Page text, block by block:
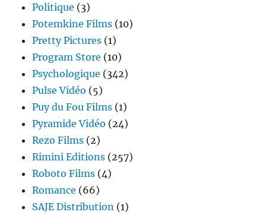
Politique (3)
Potemkine Films (10)
Pretty Pictures (1)
Program Store (10)
Psychologique (342)
Pulse Vidéo (5)
Puy du Fou Films (1)
Pyramide Vidéo (24)
Rezo Films (2)
Rimini Editions (257)
Roboto Films (4)
Romance (66)
SAJE Distribution (1)